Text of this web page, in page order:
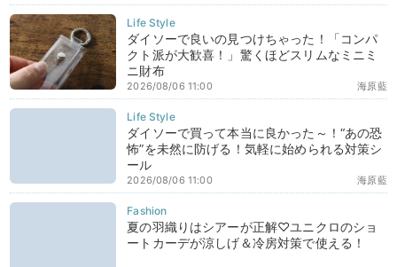
ダイソーで良いの見つけちゃった！「コンパ
クト派が大歓喜！」驚くほどスリムなミニミ
ニ財布
海原藍
2026/08/06 11:00
ダイソーで買って本当に良かった～！“あの恐
怖”を未然に防げる！気軽に始められる対策シ
ール
海原藍
2026/08/06 11:00
夏の羽織りはシアーが正解♡ユニクロのショ
ートカーデが涼しげ＆冷房対策で使える！